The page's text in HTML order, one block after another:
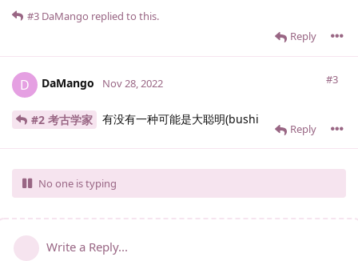
Reply
#3 DaMango replied to this.
D DaMango #3
Nov 28, 2022
#2 考古学家 有没有一种可能是大聪明(bushi
Reply
No one is typing
Write a Reply...